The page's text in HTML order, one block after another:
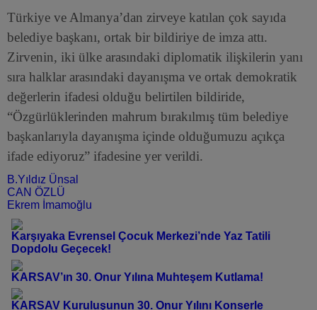
Türkiye ve Almanya’dan zirveye katılan çok sayıda
belediye başkanı, ortak bir bildiriye de imza attı.
Zirvenin, iki ülke arasındaki diplomatik ilişkilerin yanı
sıra halklar arasındaki dayanışma ve ortak demokratik
değerlerin ifadesi olduğu belirtilen bildiride,
“Özgürlüklerinden mahrum bırakılmış tüm belediye
başkanlarıyla dayanışma içinde olduğumuzu açıkça
ifade ediyoruz” ifadesine yer verildi.
B.Yıldız Ünsal
CAN ÖZLÜ
Ekrem İmamoğlu
Karşıyaka Evrensel Çocuk Merkezi’nde Yaz Tatili
Dopdolu Geçecek!
KARSAV’ın 30. Onur Yılına Muhteşem Kutlama!
KARSAV Kuruluşunun 30. Onur Yılını Konserle